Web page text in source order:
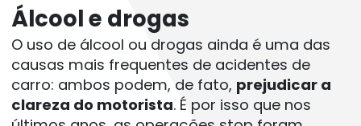
Álcool e drogas
O uso de álcool ou drogas ainda é uma das
causas mais frequentes de acidentes de
carro: ambos podem, de fato, prejudicar a
clareza do motorista. É por isso que nos